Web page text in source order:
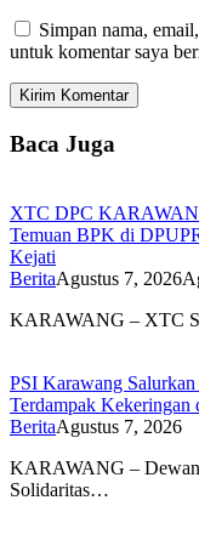
Simpan nama,
untuk komentar saya
Baca Juga
XTC DPC
Temuan BPK di
Kejati
BeritaAgustus 7, 2026
KARAWANG – XTC
PSI Karawang
Terdampak Kekeringan
BeritaAgustus 7, 2026
KARAWANG – Dewan
Solidaritas…